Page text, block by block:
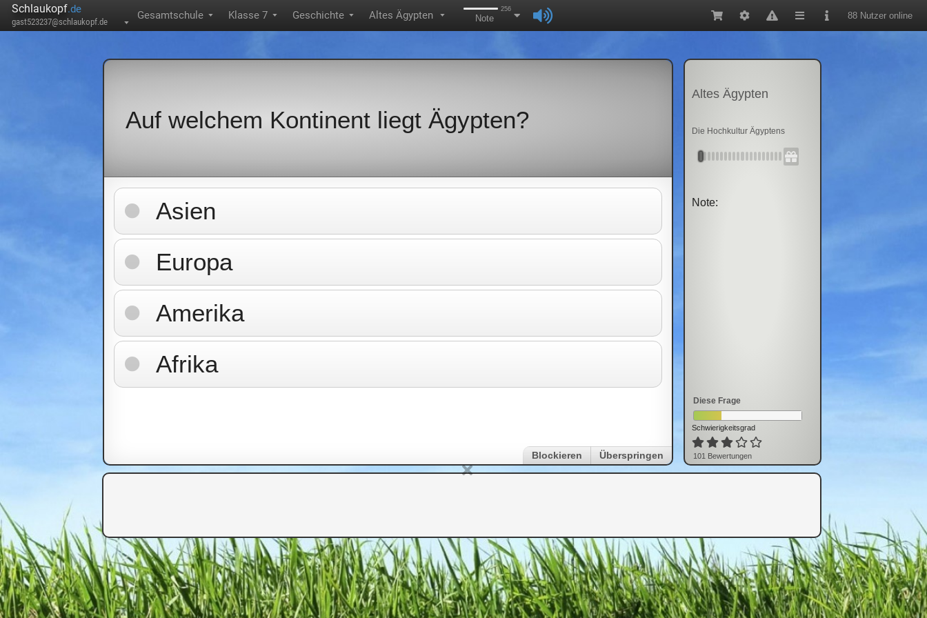
Schlaukopf.de
gast523237@schlaukopf.de ▼
Gesamtschule ▼ Klasse 7 ▼ Geschichte ▼ Altes Ägypten ▼
256
Note 88 Nutzer online
Auf welchem Kontinent liegt Ägypten?
Asien
Europa
Amerika
Afrika
Blockieren Überspringen
Altes Ägypten
Die Hochkultur Ägyptens
Note:
Diese Frage
Schwierigkeitsgrad
101 Bewertungen